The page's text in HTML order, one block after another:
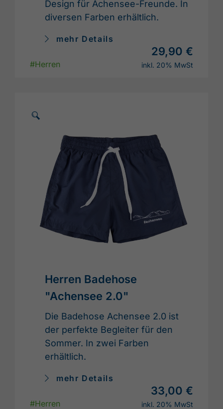
Design für Achensee-Freunde. In
diversen Farben erhältlich.
mehr Details
#Herren
29,90 €
inkl. 20% MwSt
🗵
Herren Badehose
"Achensee 2.0"
Die Badehose Achensee 2.0 ist
der perfekte Begleiter für den
Sommer. In zwei Farben
erhältlich.
mehr Details
#Herren
33,00 €
inkl. 20% MwSt